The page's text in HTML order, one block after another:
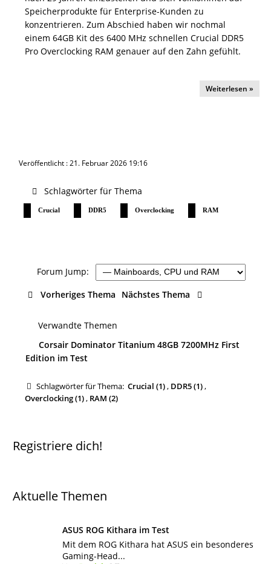
Speicherprodukte für Enterprise-Kunden zu
konzentrieren. Zum Abschied haben wir nochmal
einem 64GB Kit des 6400 MHz schnellen Crucial DDR5
Pro Overclocking RAM genauer auf den Zahn gefühlt.
Weiterlesen »
Veröffentlicht : 21. Februar 2026 19:16
Schlagwörter für Thema
Crucial DDR5 Overclocking RAM
Forum Jump:
Vorheriges Thema
Nächstes Thema
Verwandte Themen
Corsair Dominator Titanium 48GB 7200MHz First
Edition im Test
Schlagwörter für Thema:Crucial (1), DDR5 (1),
Overclocking (1), RAM (2)
Registriere dich!
Aktuelle Themen
ASUS ROG Kithara im Test
Mit dem ROG Kithara hat ASUS ein besonderes
Gaming-Head...